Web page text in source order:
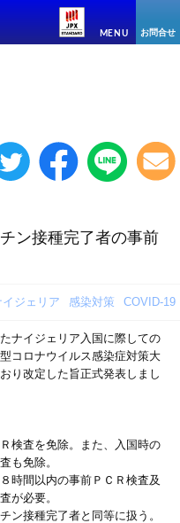
MENU お問合せ
ン接種完了者の事前
イジェリア 感染対策 COVID-19
ナイジェリア入国に際しての
コロナウイルス感染症対策大
り改定した旨正式発表しまし
検査を免除。また、入国時の
も免除。
時間以内の事前ＰＣＲ検査及
が必要。
ン接種完了者と同等に扱う。